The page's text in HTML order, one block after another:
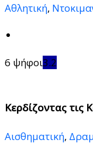
Αθλητική,
6 ψήφοι3.2
Κερδίζοντας τις
Αισθηματική,